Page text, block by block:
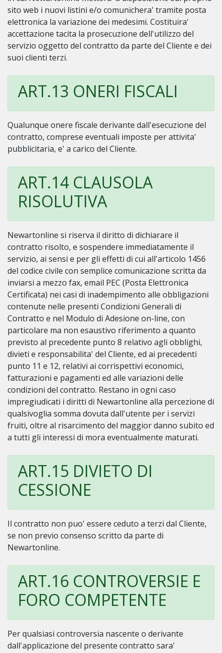
sito web i nuovi listini e/o comunichera' tramite posta
elettronica la variazione dei medesimi. Costituira'
accettazione tacita la prosecuzione dell'utilizzo del
servizio oggetto del contratto da parte del Cliente e dei
suoi clienti terzi.
ART.13 ONERI FISCALI
Qualunque onere fiscale derivante dall'esecuzione del
contratto, comprese eventuali imposte per attivita'
pubblicitaria, e' a carico del Cliente.
ART.14 CLAUSOLA
RISOLUTIVA
Newartonline si riserva il diritto di dichiarare il
contratto risolto, e sospendere immediatamente il
servizio, ai sensi e per gli effetti di cui all'articolo 1456
del codice civile con semplice comunicazione scritta da
inviarsi a mezzo fax, email PEC (Posta Elettronica
Certificata) nei casi di inadempimento alle obbligazioni
contenute nelle presenti Condizioni Generali di
Contratto e nel Modulo di Adesione on-line, con
particolare ma non esaustivo riferimento a quanto
previsto al precedente punto 8 relativo agli obblighi,
divieti e responsabilita' del Cliente, ed ai precedenti
punto 11 e 12, relativi ai corrispettivi economici,
fatturazioni e pagamenti ed alle variazioni delle
condizioni del contratto. Restano in ogni caso
impregiudicati i diritti di Newartonline alla percezione di
qualsivoglia somma dovuta dall'utente per i servizi
fruiti, oltre al risarcimento del maggior danno subito ed
a tutti gli interessi di mora eventualmente maturati.
ART.15 DIVIETO DI
CESSIONE
Il contratto non puo' essere ceduto a terzi dal Cliente,
se non previo consenso scritto da parte di
Newartonline.
ART.16 CONTROVERSIE E
FORO COMPETENTE
Per qualsiasi controversia nascente o derivante
dall'applicazione del presente contratto sara'